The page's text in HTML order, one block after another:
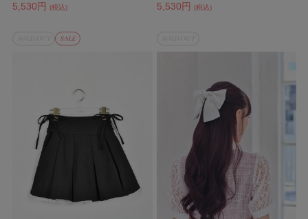
5,530円 (税込) 5,530円 (税込)
SALE